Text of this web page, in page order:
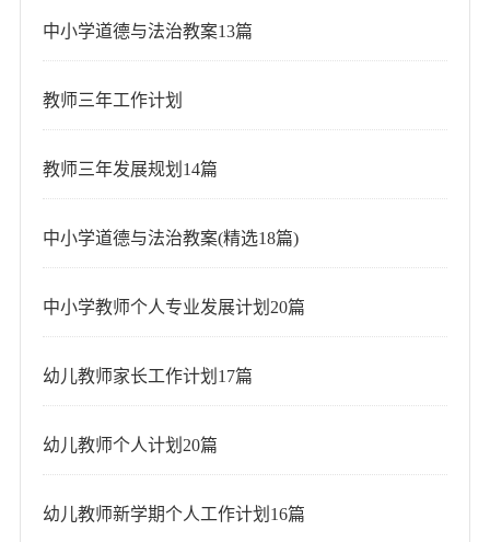
中小学道德与法治教案13篇
教师三年工作计划
教师三年发展规划14篇
中小学道德与法治教案(精选18篇)
中小学教师个人专业发展计划20篇
幼儿教师家长工作计划17篇
幼儿教师个人计划20篇
幼儿教师新学期个人工作计划16篇